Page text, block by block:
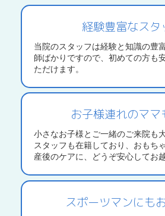
経験豊富なスタ
当院のスタッフは経験と知識の豊
師ばかりですので、初めての方も
ただけます。
お子様連れのママ
小さなお子様とご一緒のご来院も
スタッフも在籍しており、おもち
産後のケアに、どうぞ安心してお
スポーツマンにも